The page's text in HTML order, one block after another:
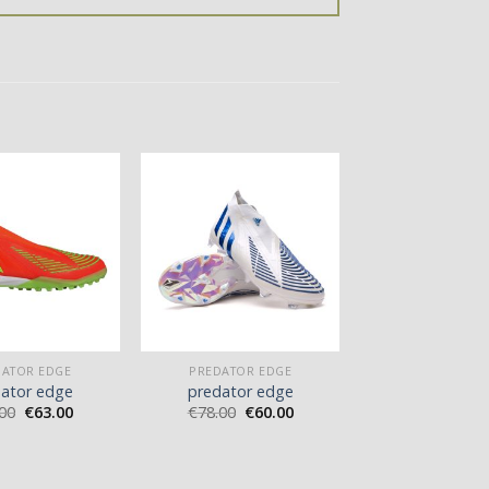
EDGE
edge
€63.00
PREDATOR EDGE
predator edge
€78.00 €60.00